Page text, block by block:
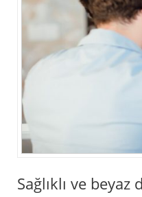
Sağlıklı ve